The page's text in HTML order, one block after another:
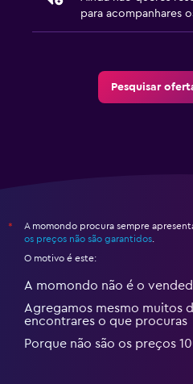
para acompanhares
Pesquisar
*
A momondo procura sempre
os preços não são garantidos
O motivo é este:
A momondo não é o
Agregamos mesmo muitos
encontrares o que procuras
Porque não são os preços